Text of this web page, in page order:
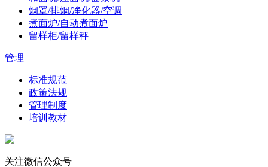
烟罩/排烟/净化器/空调
煮面炉/自动煮面炉
留样柜/留样秤
管理
标准规范
政策法规
管理制度
培训教材
关注微信公众号